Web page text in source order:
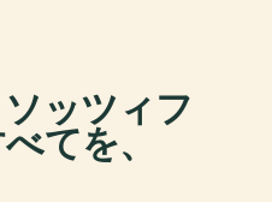
ッツィフ
てを、